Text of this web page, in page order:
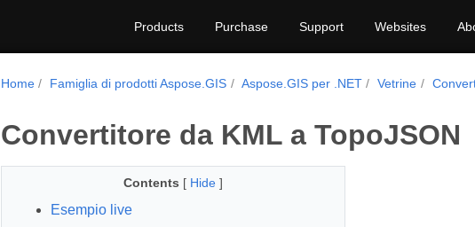
Products Purchase Support Websites
Home Famiglia di prodotti Aspose.GIS Aspose.GIS per .NET Vetrine
Convertitore da KML a TopoJSON
Contents [ Hide ]
Esempio live